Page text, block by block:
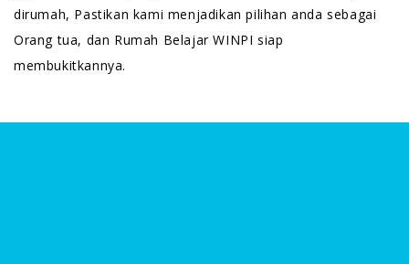
dirumah, Pastikan kami menjadikan pilihan anda sebagai
Orang tua, dan Rumah Belajar WINPI siap
membukitkannya.